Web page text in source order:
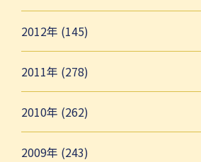
2012年 (145)
2011年 (278)
2010年 (262)
2009年 (243)